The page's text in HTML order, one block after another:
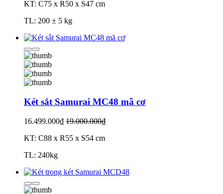
KT: C75 x R50 x S47 cm
TL: 200 ± 5 kg
Két sắt Samurai MC48 mã cơ
16.499.000₫ 19.000.000₫
KT: C88 x R55 x S54 cm
TL: 240kg